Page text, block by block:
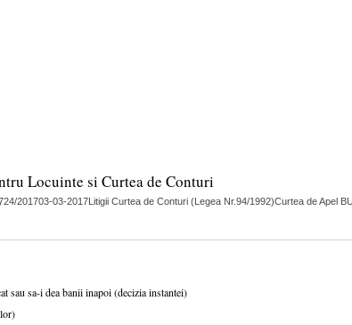
Locuinte si Curtea de Conturi
201703-03-2017Litigii Curtea de Conturi (Legea Nr.94/1992)Curtea de Apel
sau sa-i dea banii inapoi (decizia instantei)